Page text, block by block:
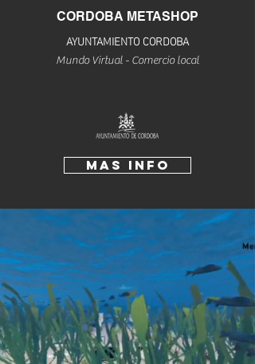
CORDOBA METASHOP
AYUNTAMIENTO CORDOBA
Mundo Virtual - Comercio local
Mas INfo